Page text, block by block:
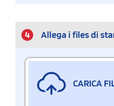
4 Allega i files di
CARICA